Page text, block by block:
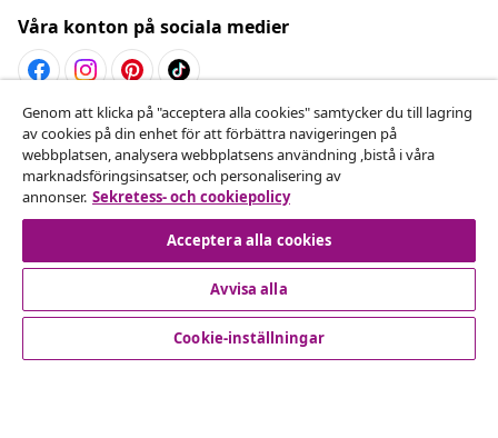
Våra konton på sociala medier
Avbryta avtalet
Skicka in en begäran om uttag för din beställning.
Avbryta avtalet
Kundservice
Genom att klicka på "acceptera alla cookies" samtycker du till lagring
av cookies på din enhet för att förbättra navigeringen på
webbplatsen, analysera webbplatsens användning ,bistå i våra
marknadsföringsinsatser, och personalisering av
annonser. Sekretess- och cookiepolicy
Acceptera alla cookies
Avvisa alla
Cookie-inställningar